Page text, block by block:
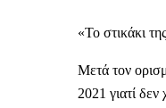
«Το στικάκι
Μετά τον
2021 γιατί